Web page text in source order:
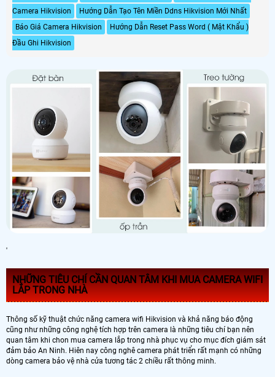
Camera Hikvision
Hướng Dẫn Tạo Tên Miền Ddns Hikvision Mới Nhất
Báo Giá Camera Hikvision
Hướng Dẫn Reset Pass Word ( Mật Khẩu )
Đầu Ghi Hikvision
'
NHỮNG TIÊU CHÍ CẦN QUAN TÂM KHI MUA CAMERA WIFI
LẮP TRONG NHÀ
Thông số kỹ thuật chức năng camera wifi Hikvision và khả năng báo động
cũng như những công nghệ tích hợp trên camera là những tiêu chí bạn nên
quan tâm khi chon mua camera lắp trong nhà phục vụ cho mục đích giám sát
đảm bảo An Ninh. Hiên nay công nghê camera phát triển rất mạnh có những
dòng camera bảo vệ nhà cửa tương tác 2 chiều rất thông minh.